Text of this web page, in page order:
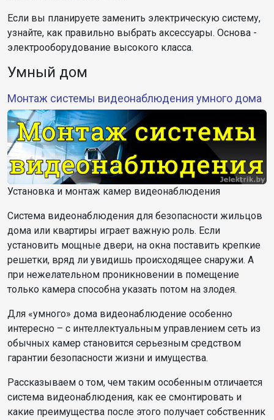
Если вы планируете заменить электрическую систему,
узнайте, как правильно выбрать аксессуары. Основа -
электрооборудование высокого класса.
Умный дом
Монтаж системы видеонаблюдения умного дома
Установка и монтаж камер видеонаблюдения
Система видеонаблюдения для безопасности жильцов
дома или квартиры играет важную роль. Если
установить мощные двери, на окна поставить крепкие
решетки, вряд ли увидишь происходящее снаружи. А
при нежелательном проникновении в помещение
только камера способна указать потом на злодея.
Для «умного» дома видеонаблюдение особенно
интересно – с интеллектуальным управлением сеть из
обычных камер становится серьезным средством
гарантии безопасности жизни и имущества.
Рассказываем о том, чем таким особенным отличается
система видеонаблюдения, как ее смонтировать и
какие преимущества после этого получает собственник